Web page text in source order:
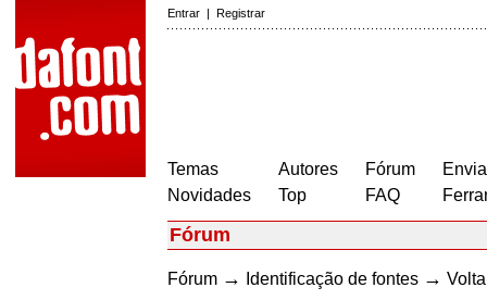
Entrar | Registrar
Temas
Novidades
Autores
Top
Fórum
FAQ
Fórum
Fórum → Identificação de fontes →